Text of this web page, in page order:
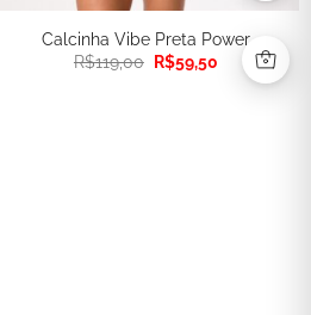
Calcinha Vibe Preta Power
R$119,00 O
preço
R$59,50
preço